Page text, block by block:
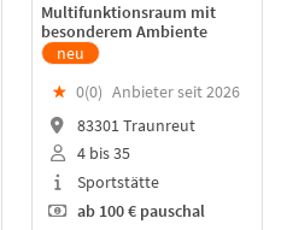
Multifunktionsraum mit
besonderem Ambiente
neu
★ 0(0) Anbieter seit 2026
83301 Traunreut
4 bis 35
Sportstätte
ab100 € pauschal